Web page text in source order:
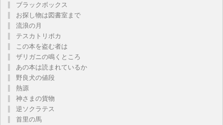
ブラックボックス
お探し物は図書室まで
流浪の月
テスカトリポカ
この本を盗む者は
ザリガニの鳴くところ
あの本は読まれているか
野良犬の値段
熱源
神さまの貨物
逆ソクラテス
首里の馬